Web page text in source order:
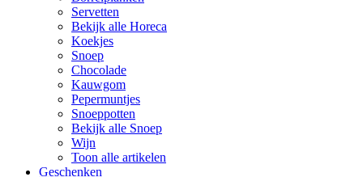
Servetten
Bekijk alle Horeca
Koekjes
Snoep
Chocolade
Kauwgom
Pepermuntjes
Snoeppotten
Bekijk alle Snoep
Wijn
Toon alle artikelen
Geschenken